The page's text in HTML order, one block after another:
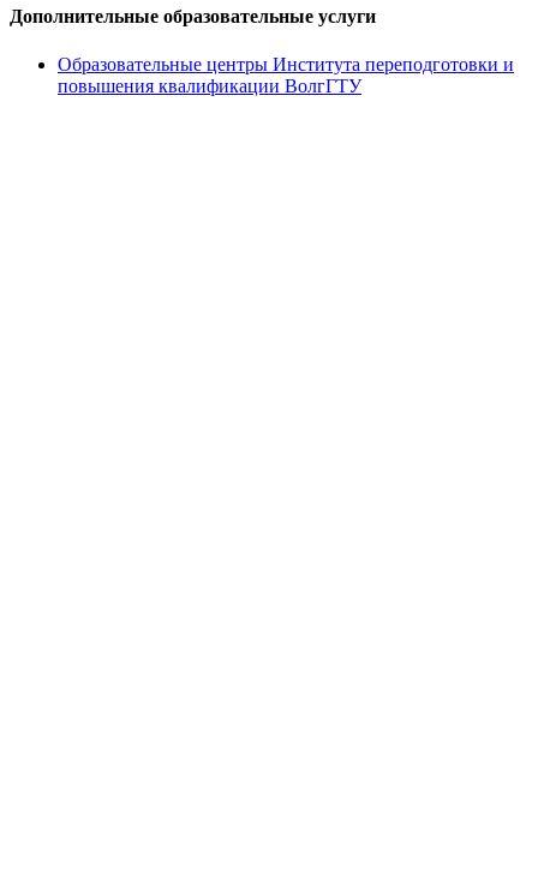
Дополнительные образовательные услуги
Образовательные центры Института переподготовки и
повышения квалификации ВолгГТУ